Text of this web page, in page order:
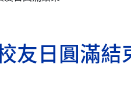
耀中耀華紀念商品
友日圓滿結